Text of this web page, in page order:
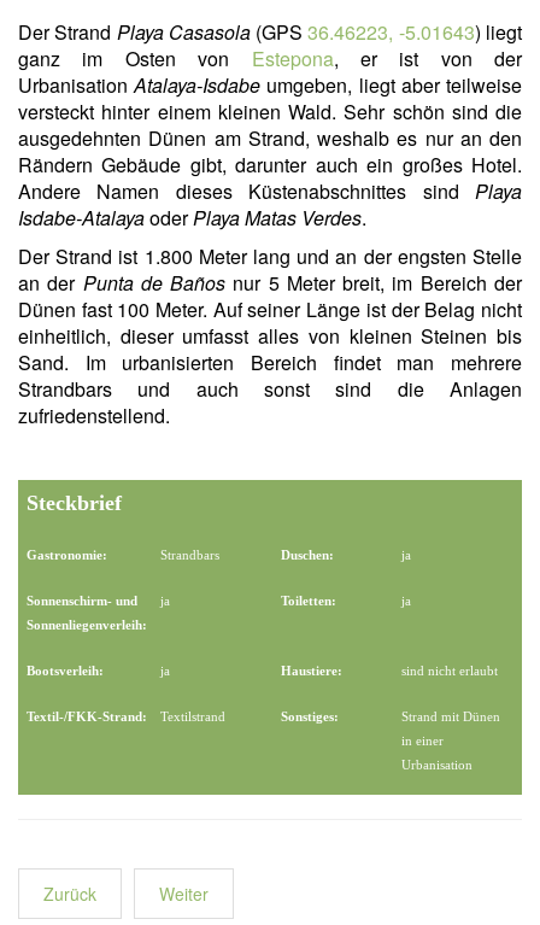
Der Strand Playa Casasola (GPS36.46223, -5.01643) liegt
ganz im Osten von Estepona, er ist von der
UrbanisationAtalaya-Isdabe umgeben, liegt aber teilweise
versteckt hinter einem kleinen Wald. Sehr schön sind die
ausgedehnten Dünen am Strand, weshalb es nur an den
Rändern Gebäude gibt, darunter auch ein großes Hotel.
Andere Namen dieses Küstenabschnittes sind Playa
Isdabe-AtalayaoderPlaya Matas Verdes.
Der Strand ist 1.800 Meter lang und an der engsten Stelle
an der Punta de Baños nur 5 Meter breit, im Bereich der
Dünen fast 100 Meter. Auf seiner Länge ist der Belag nicht
einheitlich, dieser umfasst alles von kleinen Steinen bis
Sand. Im urbanisierten Bereich findet man mehrere
Strandbars und auch sonst sind die Anlagen
zufriedenstellend.
Steckbrief
Gastronomie: Strandbars Duschen: ja
Sonnenschirm- und
Sonnenliegenverleih:
ja Toiletten: ja
Bootsverleih: ja Haustiere: sind nicht erlaubt
Textil-/FKK-Strand: Textilstrand Sonstiges:
Strand mit Dünen
in einer
Urbanisation
Zurück Weiter